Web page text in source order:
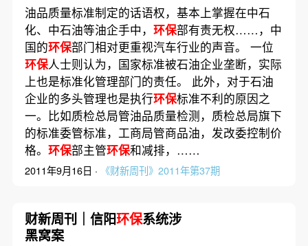
油品质量标准制定的话语权，基本上掌握在中石
化、中石油等油企手中， 环保部有责无权……，中
国的环保部门相对更重视汽车行业的声音。 一位
环保人士则认为，国家标准被石油企业垄断，实际
上也是标准化管理部门的责任。 此外，对于石油
企业的多头管理也是执行环保标准不利的原因之
一。比如质检总局管油品质量检测，质检总局旗下
的标准委管标准，工商局管商品油，发改委控制价
格。 环保部主管环保和减排，……
2011年9月16日 · 《财新周刊》2011年第37期
财新周刊｜信阳环保系统涉
黑窝案